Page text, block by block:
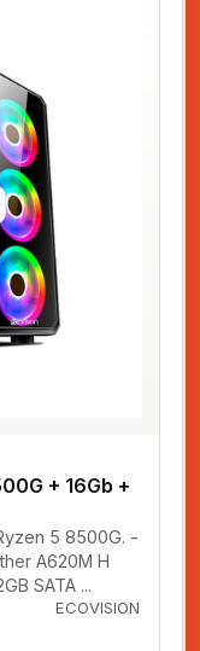
+ 16Gb +
5 8500G. -
A620M H
SATA ...
ECOVISION